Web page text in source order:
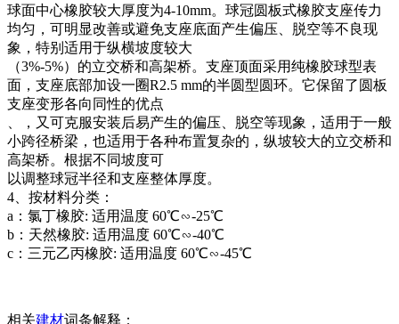
球面中心橡胶较大厚度为4-10mm。球冠圆板式橡胶支座传力
均匀，可明显改善或避免支座底面产生偏压、脱空等不良现
象，特别适用于纵横坡度较大
（3%-5%）的立交桥和高架桥。支座顶面采用纯橡胶球型表
面，支座底部加设一圈R2.5 mm的半圆型圆环。它保留了圆板
支座变形各向同性的优点
、，又可克服安装后易产生的偏压、脱空等现象，适用于一般
小跨径桥梁，也适用于各种布置复杂的，纵坡较大的立交桥和
高架桥。根据不同坡度可
以调整球冠半径和支座整体厚度。
4、按材料分类：
a：氯丁橡胶: 适用温度 60℃∽-25℃
b：天然橡胶: 适用温度 60℃∽-40℃
c：三元乙丙橡胶: 适用温度 60℃∽-45℃
相关建材词条解释：